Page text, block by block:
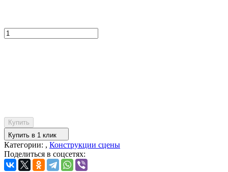
Купить
Купить в 1 клик
Категории: , Конструкции сцены
Поделиться в соцсетях: